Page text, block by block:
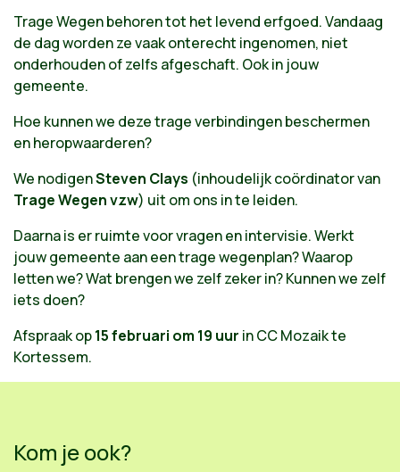
Trage Wegen behoren tot het levend erfgoed. Vandaag
de dag worden ze vaak onterecht ingenomen, niet
onderhouden of zelfs afgeschaft. Ook in jouw
gemeente.
Hoe kunnen we deze trage verbindingen beschermen
en heropwaarderen?
We nodigenSteven Clays (inhoudelijk coördinator van
Trage Wegen vzw) uit om ons in te leiden.
Daarna is er ruimte voor vragen en intervisie. Werkt
jouw gemeente aan een trage wegenplan? Waarop
letten we? Wat brengen we zelf zeker in? Kunnen we zelf
iets doen?
Afspraak op15 februari om 19 uur in CC Mozaik te
Kortessem.
Kom je ook?